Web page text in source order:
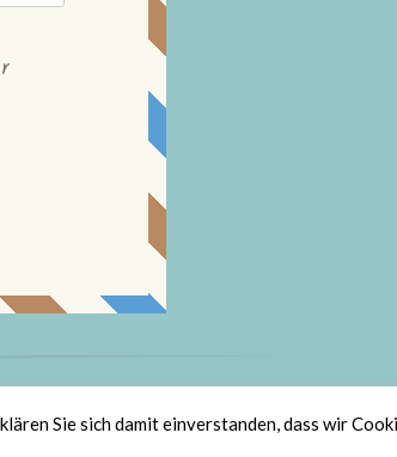
Sie sich damit einverstanden, dass wir